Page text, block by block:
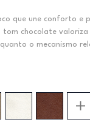
que une conforto e
chocolate valoriza
o mecanismo